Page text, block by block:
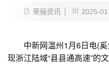
荣骊资讯 2025-
中新网温州1月6日电(奚
现浙江陆域“县县通高速”的